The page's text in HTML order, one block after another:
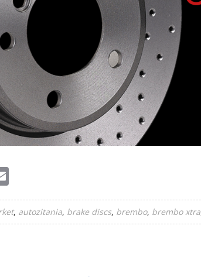
autozitania brake discs brembo brembo xtra